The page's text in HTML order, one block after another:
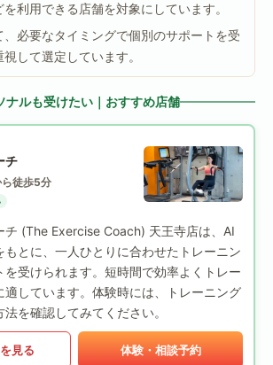
利用できる店舗を対象にしています。
必要なタイミングで個別のサポートを受
して選定しています。
ナルも受けたい｜おすすめ店舗
チ
徒歩5分
チ (The Exercise Coach) 天王寺店は、AI
もとに、一人ひとりに合わせたトレーニン
を受けられます。短時間で効率よくトレー
適しています。体験時には、トレーニング
を確認してみてください。
見る 体験・相談予約